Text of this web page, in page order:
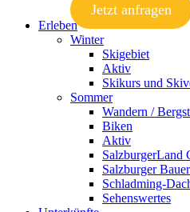
Jetzt anfragen
Erleben
Winter
Skigebiet
Aktiv
Skikurs und
Sommer
Wandern /
Biken
Aktiv
SalzburgerLand
Salzburger
Schladming-
Sehenswertes